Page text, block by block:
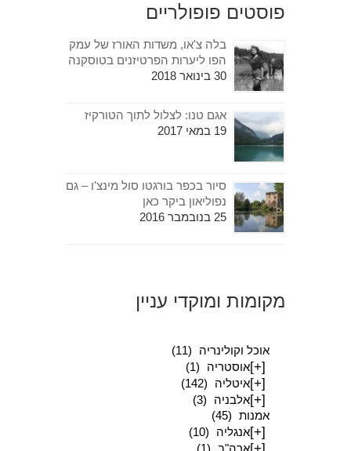
פוסטים פופולריים
בלה צ'או, משדות האורז של עמק
הפו ליערות הפרטיזנים בטוסקנה
30 בינואר 2018
אגם טנו: לצלול לתוך הטורקיז
19 במאי 2017
סיור בכפר בורגטו סול מינצ'ו – גם
נפוליאון ביקר כאן
25 בנובמבר 2016
מקומות ומוקדי עניין
אוכל וקולינריה
(11)
[+]אוסטריה (1)
[+]איטליה (142)
[+]אלבניה
(3)
אמנות (45)
[+]אנגליה (10)
[+]ארה"ב (1)